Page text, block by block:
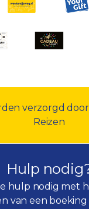
verzorgd
Reizen
Hulp
hulp nodig met
van een